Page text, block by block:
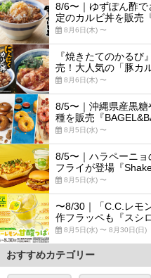
8/6〜｜ゆずぽん酢
定のカルビ丼を販売
8月6日(木) 〜
『焼きたてのかるび
売！大人気の「豚カ
8月6日(木) 〜
8/5〜｜沖縄県産黒
種を販売『
8月5日(水) 〜
8/5〜｜ハラペーニ
フライが登場『
8月5日(水) 〜
〜8/30｜「C.C.レモ
作フラッペも『スシ
8月5日(水) 〜 8月30日(日)
おすすめカテゴリー